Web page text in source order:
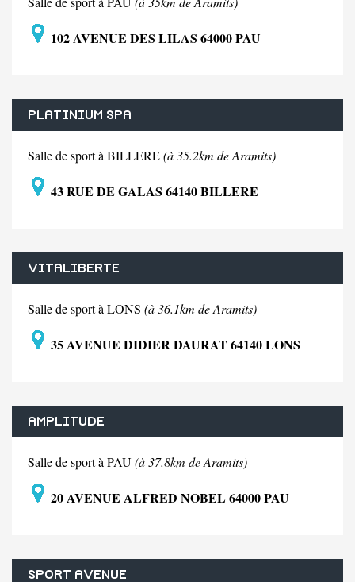
102 AVENUE DES LILAS 64000 PAU
PLATINIUM SPA
Salle de sport à BILLERE(à 35.2km de Aramits)
43 RUE DE GALAS 64140 BILLERE
VITALIBERTE
Salle de sport à LONS (à 36.1km de Aramits)
35 AVENUE DIDIER DAURAT 64140 LONS
AMPLITUDE
Salle de sport à PAU(à 37.8km de Aramits)
20 AVENUE ALFRED NOBEL 64000 PAU
SPORT AVENUE